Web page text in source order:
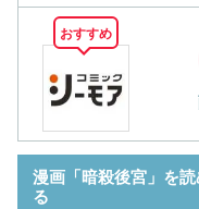
おすすめ
漫画「暗殺後宮」を
る